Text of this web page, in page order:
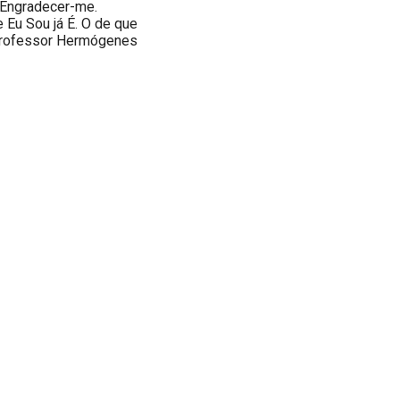
me.
Eu Sou já É. O de que
Hermógenes